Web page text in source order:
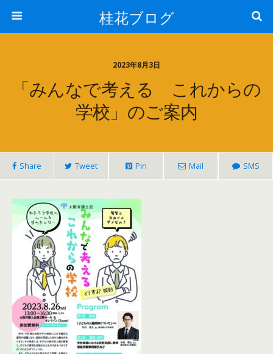
桂花ブログ
2023年8月3日
「みんなで考える これからの
学校」のご案内
Share Tweet Pin Mail SMS